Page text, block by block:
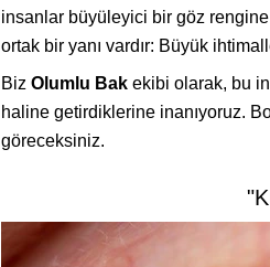
insanlar büyüleyici bir göz rengine
ortak bir yanı vardır: Büyük
Biz Olumlu Bak ekibi olarak, bu
haline getirdiklerine inanıyoruz.
göreceksiniz.